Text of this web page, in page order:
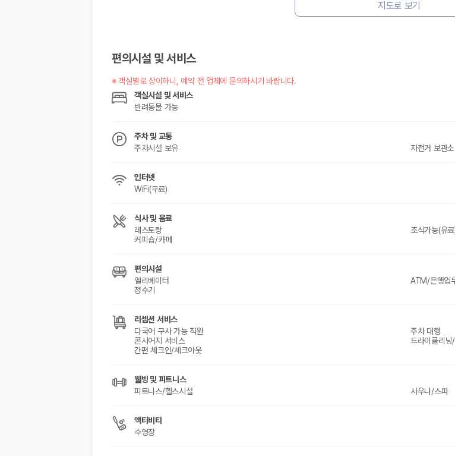
지도로 보기
편의시설 및 서비스
※객실별로 상이하니, 예약 전 업체에 문의하시기 바랍니다.
객실시설 및 서비스
반려동물 가능
주차 및 교통
주차시설 보유
자전거 보관소
인터넷
WiFi(무료)
식사 및 음료
레스토랑
조식가능(유
커피숍/카페
편의시설
엘리베이터
ATM/은행업
정수기
리셉션 서비스
다국어 구사 가능 직원
주차 대행
콘시어지 서비스
드라이클리닝
간편 체크인/체크아웃
웰빙 및 피트니스
피트니스/헬스시설
사우나/스파
액티비티
수영장